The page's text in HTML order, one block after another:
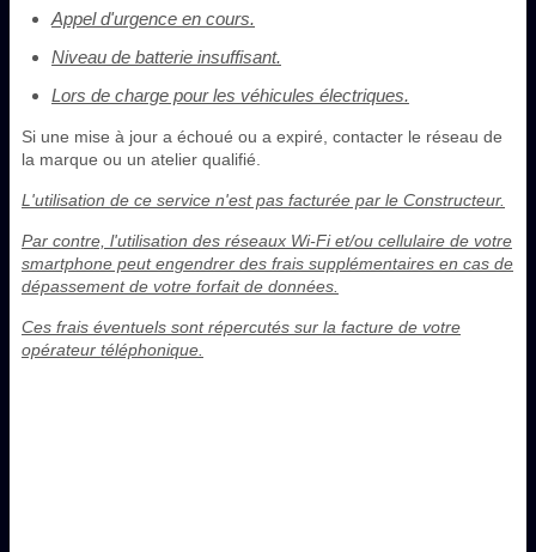
Appel d'urgence en cours.
Niveau de batterie insuffisant.
Lors de charge pour les véhicules électriques.
Si une mise à jour a échoué ou a expiré, contacter le réseau de
la marque ou un atelier qualifié.
L'utilisation de ce service n'est pas facturée par le Constructeur.
Par contre, l'utilisation des réseaux Wi-Fi et/ou cellulaire de votre
smartphone peut engendrer des frais supplémentaires en cas de
dépassement de votre forfait de données.
Ces frais éventuels sont répercutés sur la facture de votre
opérateur téléphonique.